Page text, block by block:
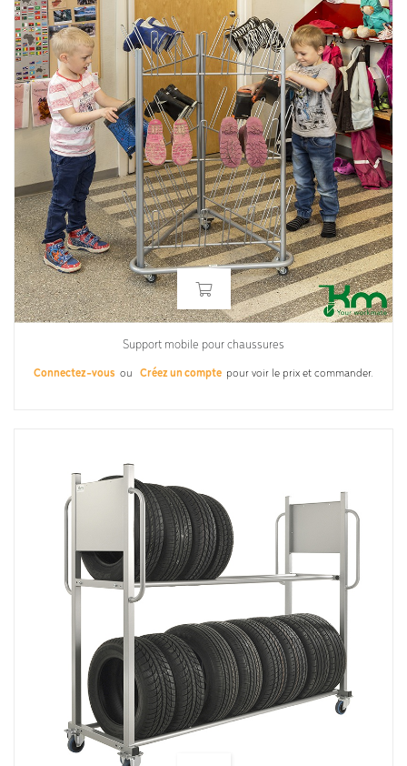
Support mobile pour chaussures
Connectez-vous ou Créez un compte pour voir le prix et commander.